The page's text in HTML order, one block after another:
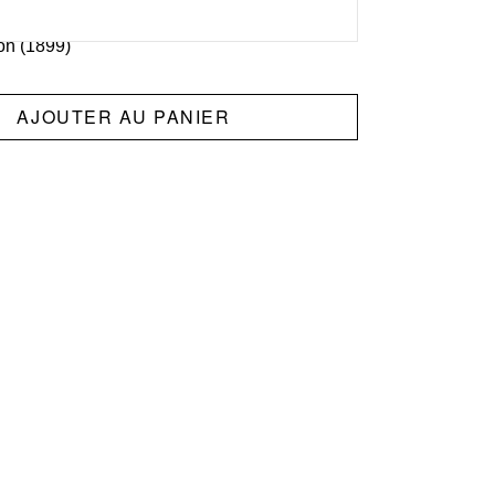
:
(1899)
AJOUTER AU PANIER